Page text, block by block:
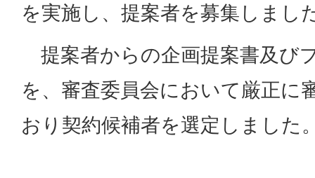
を実施し、提案者を募集しまし
提案者からの企画提案書及び
を、審査委員会において厳正に
おり契約候補者を選定しました